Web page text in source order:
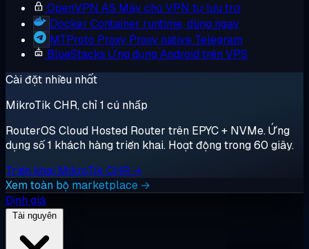
OpenVPN AS Máy chủ VPN tự lưu trữ
Docker Container runtime, dùng ngay
MTProto Proxy Proxy native Telegram
BlueStacks Ứng dụng Android trên VPS
Cài đặt nhiều nhất
MikroTik CHR, chỉ 1 cú nhấp
RouterOS Cloud Hosted Router trên EPYC + NVMe. Ứng
dụng số 1 khách hàng triển khai. Hoạt động trong 60 giây.
Triển khai MikroTik CHR →
Xem toàn bộ marketplace →
Định giá